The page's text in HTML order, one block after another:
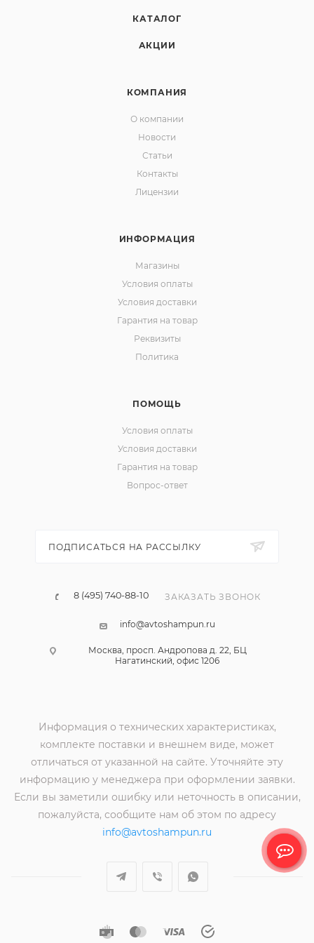
КАТАЛОГ
АКЦИИ
КОМПАНИЯ
О компании
Новости
Статьи
Контакты
Лицензии
ИНФОРМАЦИЯ
Магазины
Условия оплаты
Условия доставки
Гарантия на товар
Реквизиты
Политика
ПОМОЩЬ
Условия оплаты
Условия доставки
Гарантия на товар
Вопрос-ответ
ПОДПИСАТЬСЯ НА РАССЫЛКУ
8 (495) 740-88-10 ЗАКАЗАТЬ ЗВОНОК
info@avtoshampun.ru
Москва, просп. Андропова д. 22, БЦ
Нагатинский, офис 1206
Информация о технических характеристиках,
комплекте поставки и внешнем виде, может
отличаться от указанной на сайте. Уточняйте эту
информацию у менеджера при оформлении заявки.
Если вы заметили ошибку или неточность в описании,
пожалуйста, сообщите нам об этом по адресу
info@avtoshampun.ru